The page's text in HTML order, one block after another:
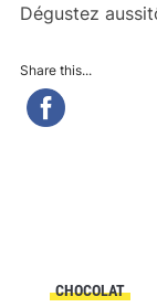
Dégustez
Share this...
CHOCOLAT